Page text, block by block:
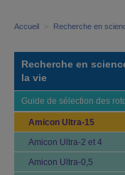
Accueil > Recherche en
Recherche en
la vie
Guide de sélection des
Amicon Ultra-15
Amicon Ultra-2 et 4
Amicon Ultra-0,5